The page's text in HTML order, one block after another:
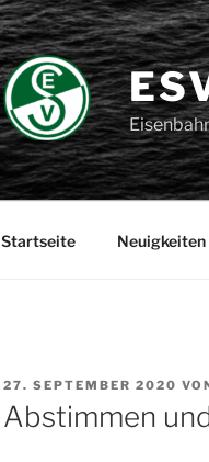
Startseite Neuigkeiten
VERÖFFENTLICHT
AM
27. SEPTEMBER 2020
Abstimmen